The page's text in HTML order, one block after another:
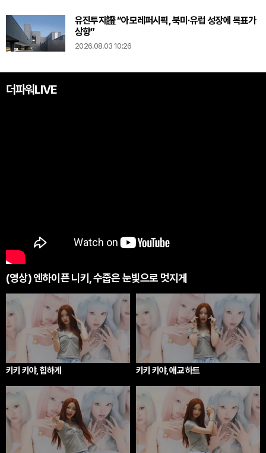
유진투자證 “아모레퍼시픽, 북미·유럽 성장에 목표가
상향”
2026.08.03 10:26
더파워LIVE
(영상) 엔하이픈 니키, 수줍은 눈빛으로 멋지게
키키 키야, 힙하게 키키 키야, 애교 하트